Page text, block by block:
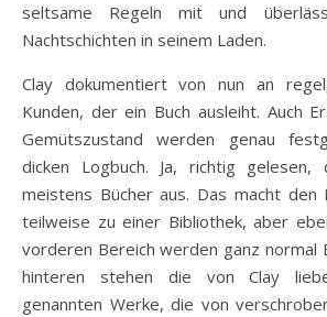
seltsame Regeln mit und
Nachtschichten in seinem Laden.
Clay dokumentiert von nun an
Kunden, der ein Buch ausleiht. Auch
Gemütszustand werden genau
dicken Logbuch. Ja, richtig gelesen,
meistens Bücher aus. Das macht den
teilweise zu einer Bibliothek, aber
vorderen Bereich werden ganz normal
hinteren stehen die von Clay
genannten Werke, die von